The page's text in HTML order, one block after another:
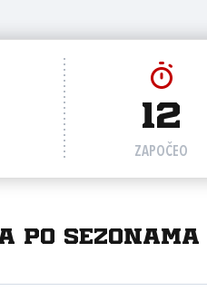
12
ZAPOČEO
po sezonama